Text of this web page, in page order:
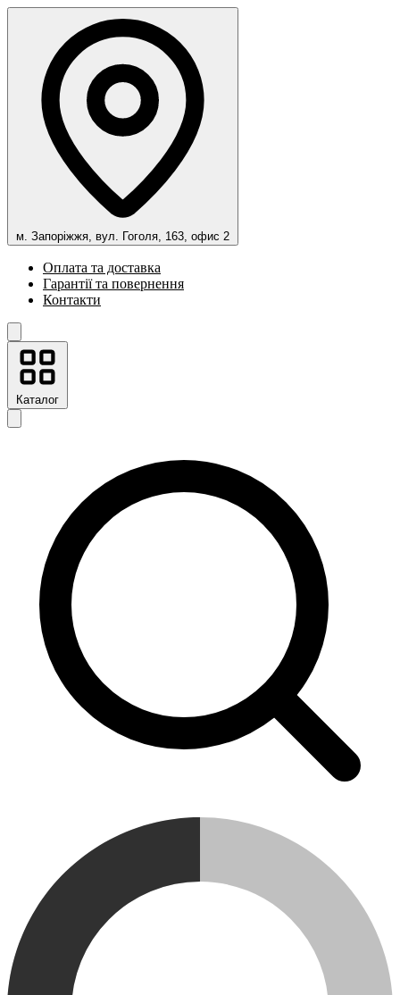
м. Запоріжжя, вул. Гоголя, 163, офис 2
Оплата та доставка
Гарантії та повернення
Контакти
Каталог